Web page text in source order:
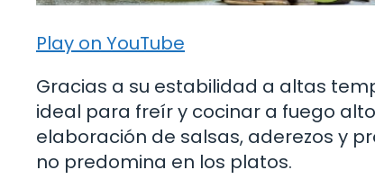
Play on YouTube
Gracias a su estabilidad a altas
ideal para freír y cocinar a fuego
elaboración de salsas, aderezos y
no predomina en los platos.